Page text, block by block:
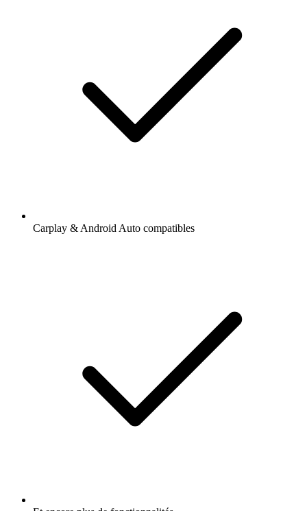
Carplay & Android Auto compatibles